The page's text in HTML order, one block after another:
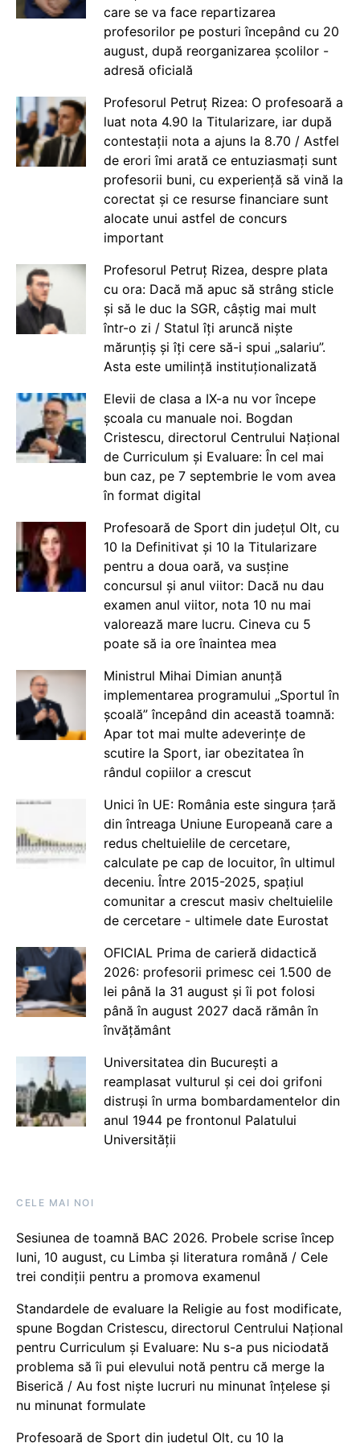
care se va face repartizarea
profesorilor pe posturi începând cu 20
august, după reorganizarea școlilor -
adresă oficială
Profesorul Petruț Rizea: O profesoară a
luat nota 4.90 la Titularizare, iar după
contestații nota a ajuns la 8.70 / Astfel
de erori îmi arată ce entuziasmați sunt
profesorii buni, cu experiență să vină la
corectat și ce resurse financiare sunt
alocate unui astfel de concurs
important
Profesorul Petruț Rizea, despre plata
cu ora: Dacă mă apuc să strâng sticle
și să le duc la SGR, câștig mai mult
într-o zi / Statul îți aruncă niște
mărunțiș și îți cere să-i spui „salariu”.
Asta este umilință instituționalizată
Elevii de clasa a IX-a nu vor începe
școala cu manuale noi. Bogdan
Cristescu, directorul Centrului Național
de Curriculum și Evaluare: În cel mai
bun caz, pe 7 septembrie le vom avea
în format digital
Profesoară de Sport din județul Olt, cu
10 la Definitivat și 10 la Titularizare
pentru a doua oară, va susține
concursul și anul viitor: Dacă nu dau
examen anul viitor, nota 10 nu mai
valorează mare lucru. Cineva cu 5
poate să ia ore înaintea mea
Ministrul Mihai Dimian anunță
implementarea programului „Sportul în
școală” începând din această toamnă:
Apar tot mai multe adeverințe de
scutire la Sport, iar obezitatea în
rândul copiilor a crescut
Unici în UE: România este singura țară
din întreaga Uniune Europeană care a
redus cheltuielile de cercetare,
calculate pe cap de locuitor, în ultimul
deceniu. Între 2015-2025, spațiul
comunitar a crescut masiv cheltuielile
de cercetare - ultimele date Eurostat
OFICIAL Prima de carieră didactică
2026: profesorii primesc cei 1.500 de
lei până la 31 august și îi pot folosi
până în august 2027 dacă rămân în
învățământ
Universitatea din București a
reamplasat vulturul și cei doi grifoni
distruși în urma bombardamentelor din
anul 1944 pe frontonul Palatului
Universității
CELE MAI NOI
Sesiunea de toamnă BAC 2026. Probele scrise încep
luni, 10 august, cu Limba și literatura română / Cele
trei condiții pentru a promova examenul
Standardele de evaluare la Religie au fost modificate,
spune Bogdan Cristescu, directorul Centrului Național
pentru Curriculum și Evaluare: Nu s-a pus niciodată
problema să îi pui elevului notă pentru că merge la
Biserică / Au fost niște lucruri nu minunat înțelese și
nu minunat formulate
Profesoară de Sport din județul Olt, cu 10 la